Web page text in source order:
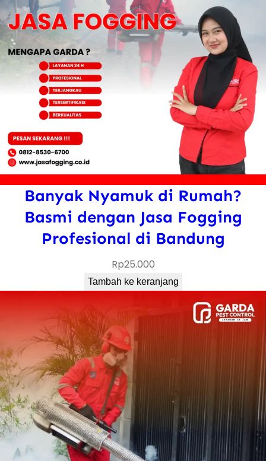
Banyak Nyamuk di Rumah?
Basmi dengan Jasa Fogging
Profesional di Bandung
Rp25.000
Tambah ke keranjang